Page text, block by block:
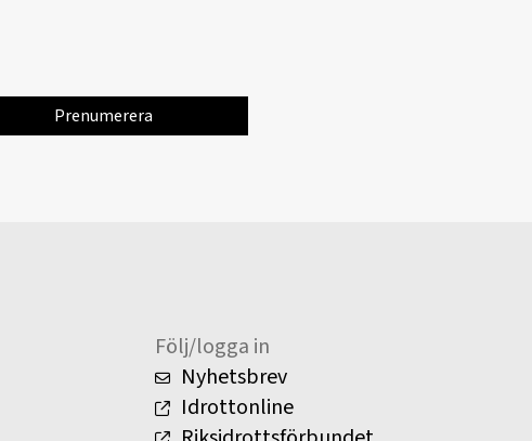
Följ/logga in
Nyhetsbrev
Idrottonline